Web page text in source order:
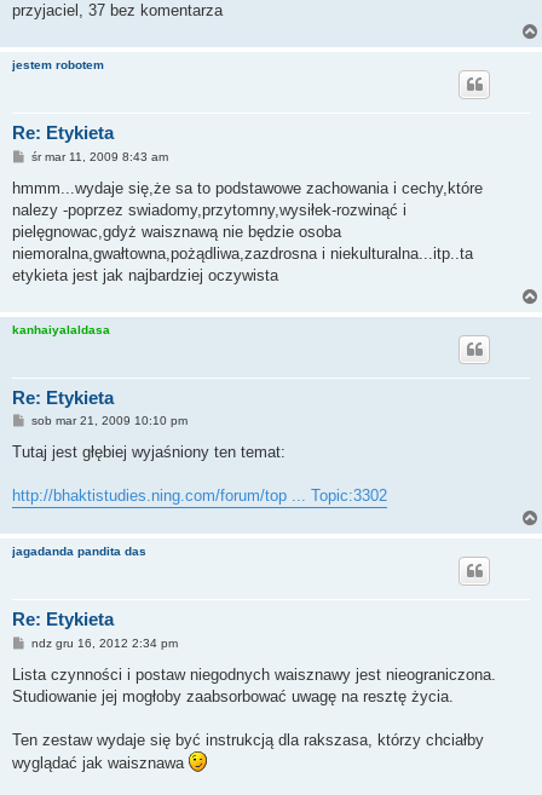
przyjaciel, 37 bez komentarza
jestem robotem
Re: Etykieta
P
s
śr mar 11, 2009 8:43 am
hmmm...wydaje się,że sa to podstawowe zachowania i cechy,które
nalezy -poprzez swiadomy,przytomny,wysiłek-rozwinąć i
pielęgnowac,gdyż waisznawą nie będzie osoba
niemoralna,gwałtowna,pożądliwa,zazdrosna i niekulturalna...itp..ta
etykieta jest jak najbardziej oczywista
kanhaiyalaldasa
Re: Etykieta
P
s
sob mar 21, 2009 10:10 pm
Tutaj jest głębiej wyjaśniony ten temat:
http://bhaktistudies.ning.com/forum/top ... Topic:3302
jagadanda pandita das
Re: Etykieta
P
s
ndz gru 16, 2012 2:34 pm
Lista czynności i postaw niegodnych waisznawy jest nieograniczona.
Studiowanie jej mogłoby zaabsorbować uwagę na resztę życia.
Ten zestaw wydaje się być instrukcją dla rakszasa, którzy chciałby
wyglądać jak waisznawa